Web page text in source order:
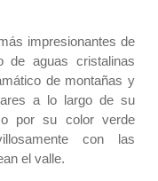
impresionantes de
aguas cristalinas
de montañas y
a lo largo de su
por su color verde
con las
el valle.